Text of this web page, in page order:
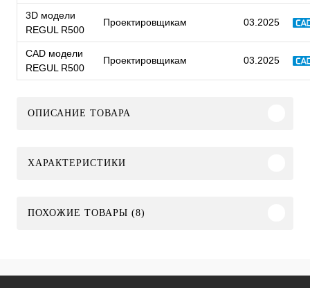
3D модели
REGUL R500
Проектировщикам 03.2025
CAD модели
REGUL R500
Проектировщикам 03.2025
ОПИСАНИЕ ТОВАРА
ХАРАКТЕРИСТИКИ
ПОХОЖИЕ ТОВАРЫ (8)